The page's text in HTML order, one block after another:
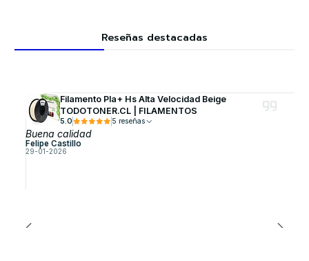
Reseñas destacadas
Filamento Pla+ Hs Alta Velocidad Beige
TODOTONER.CL | FILAMENTOS
5.0 5 reseñas
Buena calidad
Felipe Castillo
29-01-2026